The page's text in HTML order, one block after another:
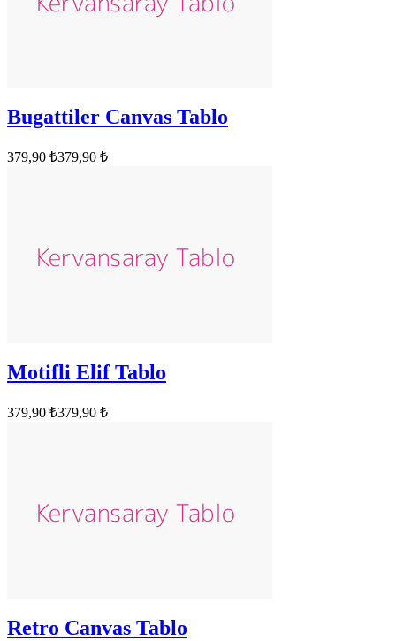
Bugattiler Canvas Tablo
379,90 ₺379,90 ₺
Motifli Elif Tablo
379,90 ₺379,90 ₺
Retro Canvas Tablo